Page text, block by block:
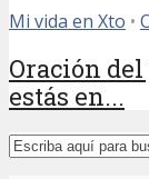
Mi vida en Xto •
Oración del
estás en...